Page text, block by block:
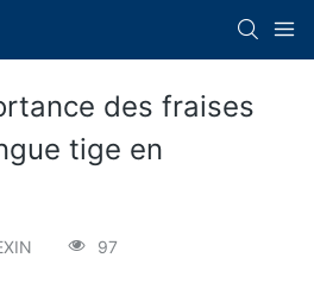
des fraises
tige en
97